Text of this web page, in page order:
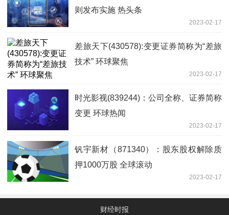
则发布实施 热头条
2023-02-17
差旅天下(430578):变更证券简称为“差旅
技术” 环球聚焦
2023-02-17
时光影视(839244)：公司全称、证券简称
变更 环球热闻
2023-02-17
钒宇新材（871340）：股东股权解除质
押1000万股 全球滚动
2023-02-17
财经时报